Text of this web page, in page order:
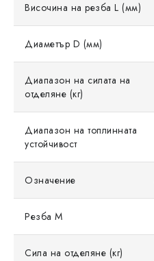
Височина на резба L (мм)
Диаметър D (мм)
Диапазон на силата на
отделяне (кг)
Диапазон на топлинната
устойчивост
Означение
Резба M
Сила на отделяне (кг)